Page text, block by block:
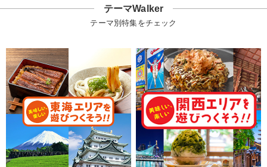
テーマWalker
テーマ別特集をチェック